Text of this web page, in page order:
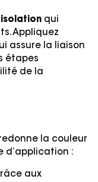
qui
Appliquez
assure la liaison
étapes
de la
la couleur
d’application :
aux